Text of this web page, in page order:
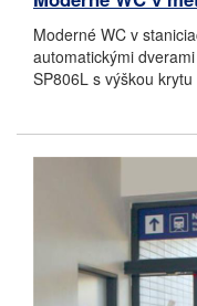
Moderné WC v
automatickými
SP806L s výškou